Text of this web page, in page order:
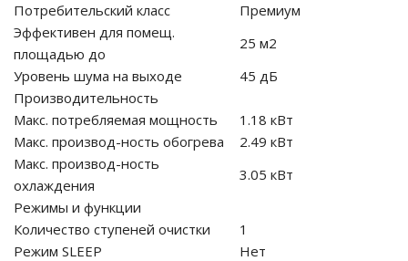
Потребительский класс
Премиум
Эффективен для помещ.
площадью до
25 м2
Уровень шума на выходе
45 дБ
Производительность
Макс. потребляемая мощность
1.18 кВт
Макс. производ-ность обогрева
2.49 кВт
Макс. производ-ность
охлаждения
3.05 кВт
Режимы и функции
Количество ступеней очистки
1
Режим SLEEP
Нет